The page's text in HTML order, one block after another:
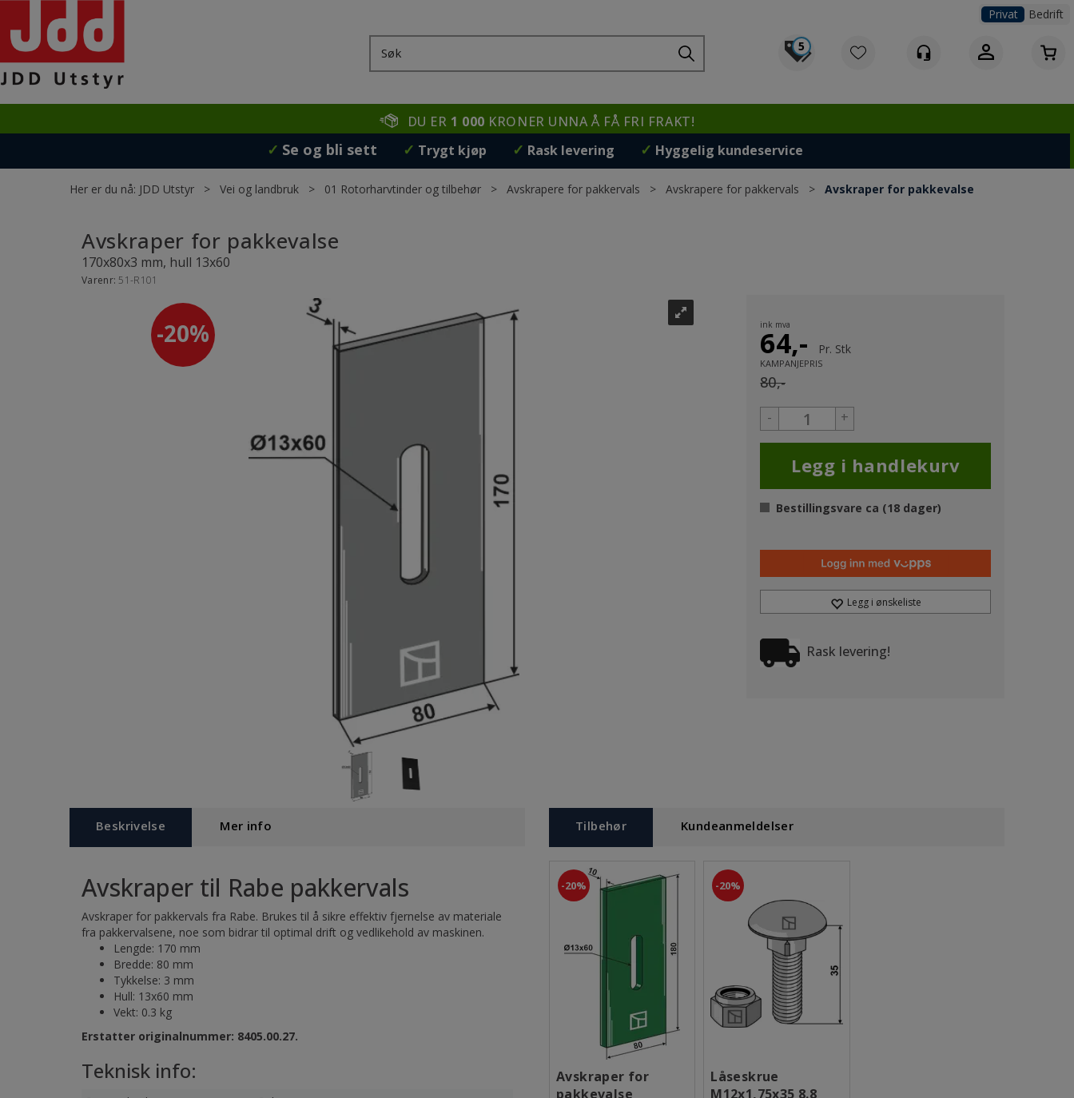
Privat Bedrift
5
DU ER 1 000 KRONER UNNA Å FÅ FRI FRAKT!
✓ Se og bli sett ✓ Trygt kjøp ✓ Rask levering ✓ Hyggelig kundeservice
Her er du nå: JDD Utstyr > Vei og landbruk > 01 Rotorharvtinder og tilbehør > Avskrapere for pakkervals > Avskrapere for pakkervals > Avskraper for pakkevalse
Avskraper for pakkevalse
170x80x3 mm, hull 13x60
Varenr:51-R101
20% ink mva
64,- Pr. Stk
KAMPANJEPRIS
80,-
- +
Bestillingsvare ca (18 dager)
Legg i ønskeliste
Rask levering!
Beskrivelse Mer info
Avskraper til Rabe pakkervals
Avskraper for pakkervals fra Rabe. Brukes til å sikre effektiv fjernelse av materiale
fra pakkervalsene, noe som bidrar til optimal drift og vedlikehold av maskinen.
Lengde: 170 mm
Bredde: 80 mm
Tykkelse: 3 mm
Hull: 13x60 mm
Vekt: 0.3 kg
Erstatter originalnummer: 8405.00.27.
Teknisk info:
Tilbehør Kundeanmeldelser
20%
Avskraper for
pakkevalse
20%
Låseskrue
M12x1,75x35 8.8